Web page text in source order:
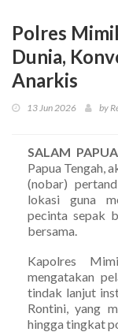
Polres
Dunia,
Anarkis
13 Jun 2026 by
SALAM
Papua Tengah,
(nobar)
lokasi guna
pecinta sepak
bersama.
Kapolres
mengatakan
tindak lanjut
Rontini, yang
hingga tingkat